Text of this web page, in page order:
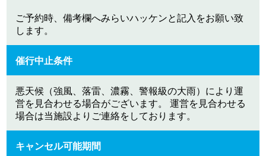
ご予約時、備考欄へみらいハッケンと記入をお願い致
します。
催行中止条件
悪天候（強風、落雷、濃霧、警報級の大雨）により運
営を見合わせる場合がございます。 運営を見合わせる
場合は当施設よりご連絡をしております。
キャンセル可能期間